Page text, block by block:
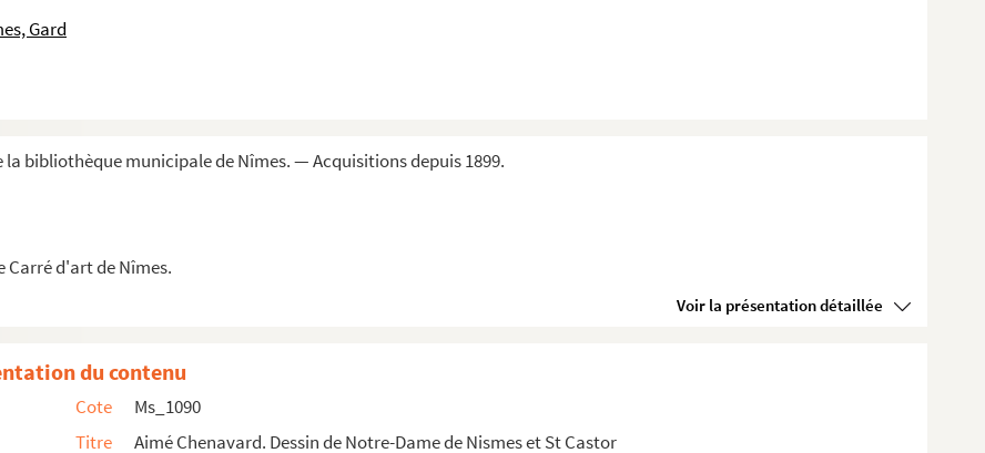
Gard
bibliothèque municipale de Nîmes. — Acquisitions depuis 1899.
Carré d'art de Nîmes.
Voir la présentation détaillée
Monument des Jardies érigé en l'honneur de Gambe...
au Prytanée militaire de La Flèche et à l'Ecole...
Saint Esprit.
du contenu
Cote
Ms_1090
Titre
Aimé Chenavard. Dessin de Notre-Dame de Nismes et St Castor